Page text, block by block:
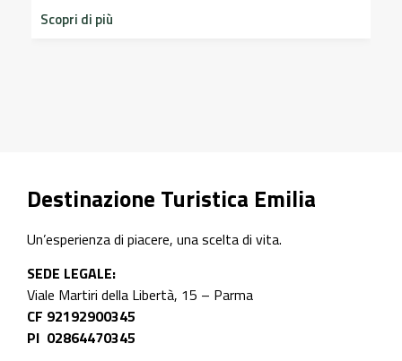
Scopri di più
Destinazione Turistica Emilia
Un’esperienza di piacere, una scelta di vita.
SEDE LEGALE:
Viale Martiri della Libertà, 15 – Parma
CF 92192900345
PI 02864470345